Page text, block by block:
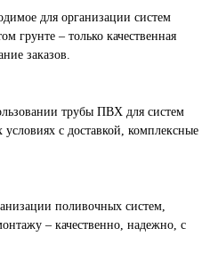
для организации систем
грунте – только качественная
заказов.
трубы ПВХ для систем
с доставкой, комплексные
поливочных систем,
– качественно, надежно, с